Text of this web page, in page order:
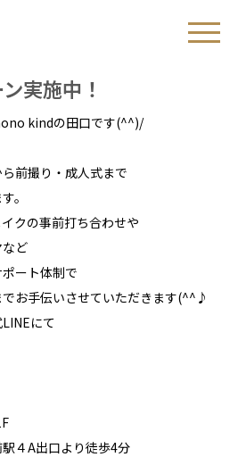
実施中！
kindの田口です(^^)/
前撮り・成人式まで
。
クの事前打ち合わせや
ど
ート体制で
お手伝いさせていただきます(^^♪
にて
４A出口より徒歩4分